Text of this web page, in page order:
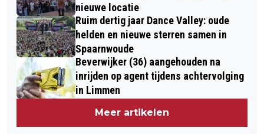
nieuwe locatie
Ruim dertig jaar Dance Valley: oude
helden en nieuwe sterren samen in
Spaarnwoude
Beverwijker (36) aangehouden na
inrijden op agent tijdens achtervolging
in Limmen
Meer artikelen